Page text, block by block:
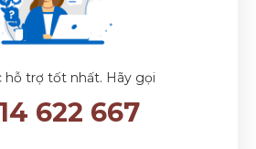
hỗ trợ tốt nhất. Hãy gọi
622 667